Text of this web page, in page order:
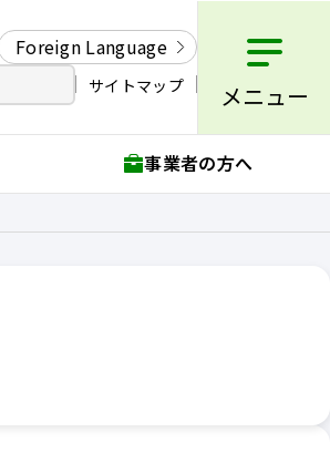
Foreign Language
サイトマップ メニュー
事業者の方へ